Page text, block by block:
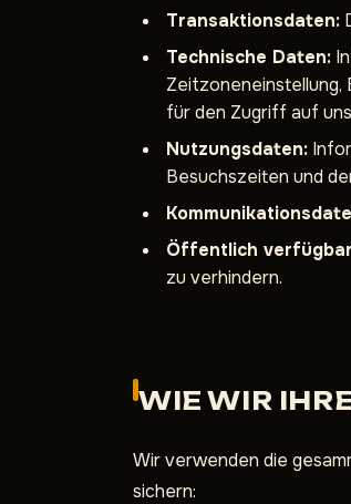
Transaktionsdaten:
Technische Daten:
für den Zugriff auf
Nutzungsdaten:
Besuchszeiten und
Öffentlich
zu verhindern.
WIE WIR
Wir verwenden die
sichern: